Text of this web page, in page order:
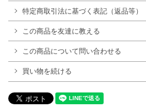
特定商取引法に基づく表記（返品等）
この商品を友達に教える
この商品について問い合わせる
買い物を続ける